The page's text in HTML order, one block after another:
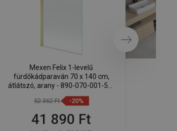
Mexen Felix 1-levelű
fürdőkádparaván 70 x 140 cm,
átlátszó, arany - 890-070-001-50-
52 362 Ft -20%
41 890 Ft
Következő